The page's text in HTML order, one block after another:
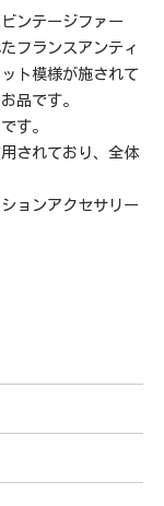
ンテージファー
フランスアンティ
ト模様が施されて
品です。
す。
されており、全体
ョンアクセサリー